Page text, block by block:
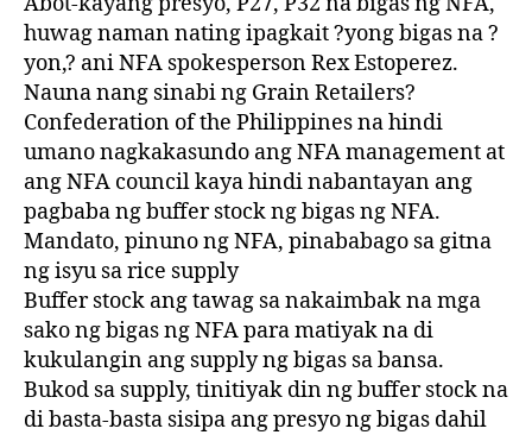
huwag naman nating ipagkait ?yong bigas na ?
yon,? ani NFA spokesperson Rex Estoperez.
Nauna nang sinabi ng Grain Retailers?
Confederation of the Philippines na hindi
umano nagkakasundo ang NFA management at
ang NFA council kaya hindi nabantayan ang
pagbaba ng buffer stock ng bigas ng NFA.
Mandato, pinuno ng NFA, pinababago sa gitna
ng isyu sa rice supply
Buffer stock ang tawag sa nakaimbak na mga
sako ng bigas ng NFA para matiyak na di
kukulangin ang supply ng bigas sa bansa.
Bukod sa supply, tinitiyak din ng buffer stock na
di basta-basta sisipa ang presyo ng bigas dahil